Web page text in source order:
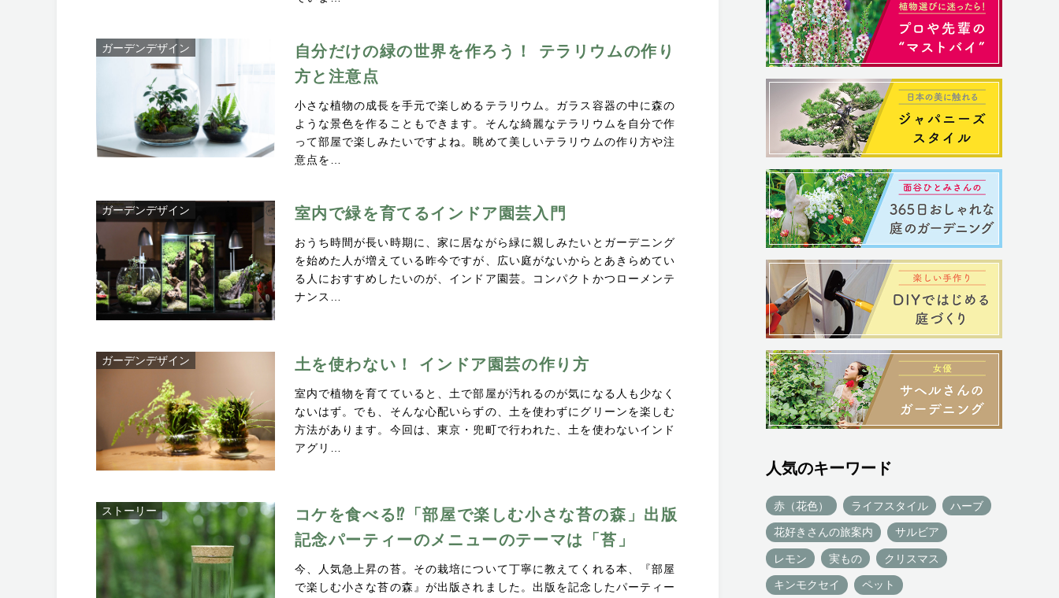
ガーデンデザイン
自分だけの緑の世界を作ろう！ テラリウムの作り
方と注意点
小さな植物の成長を手元で楽しめるテラリウム。ガラス容器の中に森の
ような景色を作ることもできます。そんな綺麗なテラリウムを自分で作
って部屋で楽しみたいですよね。眺めて美しいテラリウムの作り方や注
意点を…
ガーデンデザイン 室内で緑を育てるインドア園芸入門
おうち時間が長い時期に、家に居ながら緑に親しみたいとガーデニング
を始めた人が増えている昨今ですが、広い庭がないからとあきらめてい
る人におすすめしたいのが、インドア園芸。コンパクトかつローメンテ
ナンス…
ガーデンデザイン 土を使わない！ インドア園芸の作り方
室内で植物を育てていると、土で部屋が汚れるのが気になる人も少なく
ないはず。でも、そんな心配いらずの、土を使わずにグリーンを楽しむ
方法があります。今回は、東京・兜町で行われた、土を使わないインド
アグリ…
ストーリー
コケを食べる⁉「部屋で楽しむ小さな苔の森」出版
記念パーティーのメニューのテーマは「苔」
今、人気急上昇の苔。その栽培について丁寧に教えてくれる本、『部屋
で楽しむ小さな苔の森』が出版されました。出版を記念したパーティー
人気のキーワード
赤（花色） ライフスタイル ハーブ
花好きさんの旅案内 サルビア
レモン 実もの クリスマス
キンモクセイ ペット